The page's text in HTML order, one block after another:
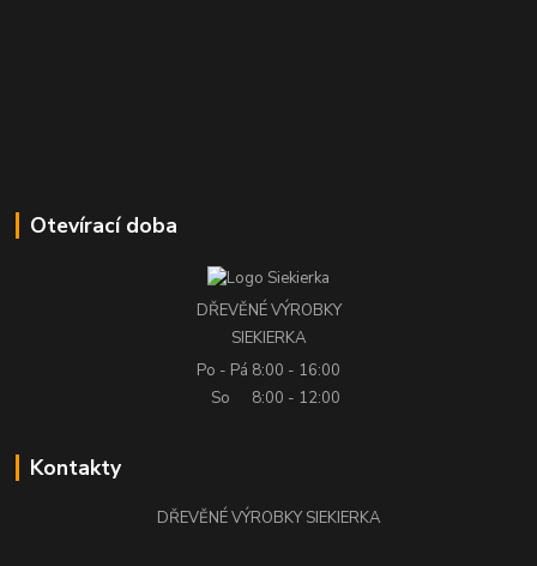
Otevírací doba
DŘEVĚNÉ VÝROBKY
SIEKIERKA
Po - Pá 8:00 - 16:00
So
8:00 - 12:00
Kontakty
DŘEVĚNÉ VÝROBKY SIEKIERKA